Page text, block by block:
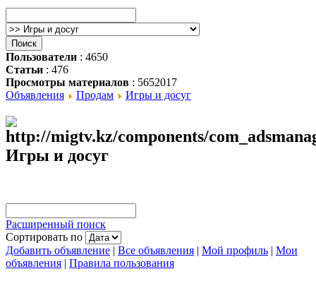
Пользователи : 4650
Статьи : 476
Просмотры материалов : 5652017
Объявления
Продам Игры и досуг
Игры и досуг
Расширенный поиск
Сортировать по
Добавить объявление | Все объявления | Мой профиль | Мои
объявления | Правила пользования